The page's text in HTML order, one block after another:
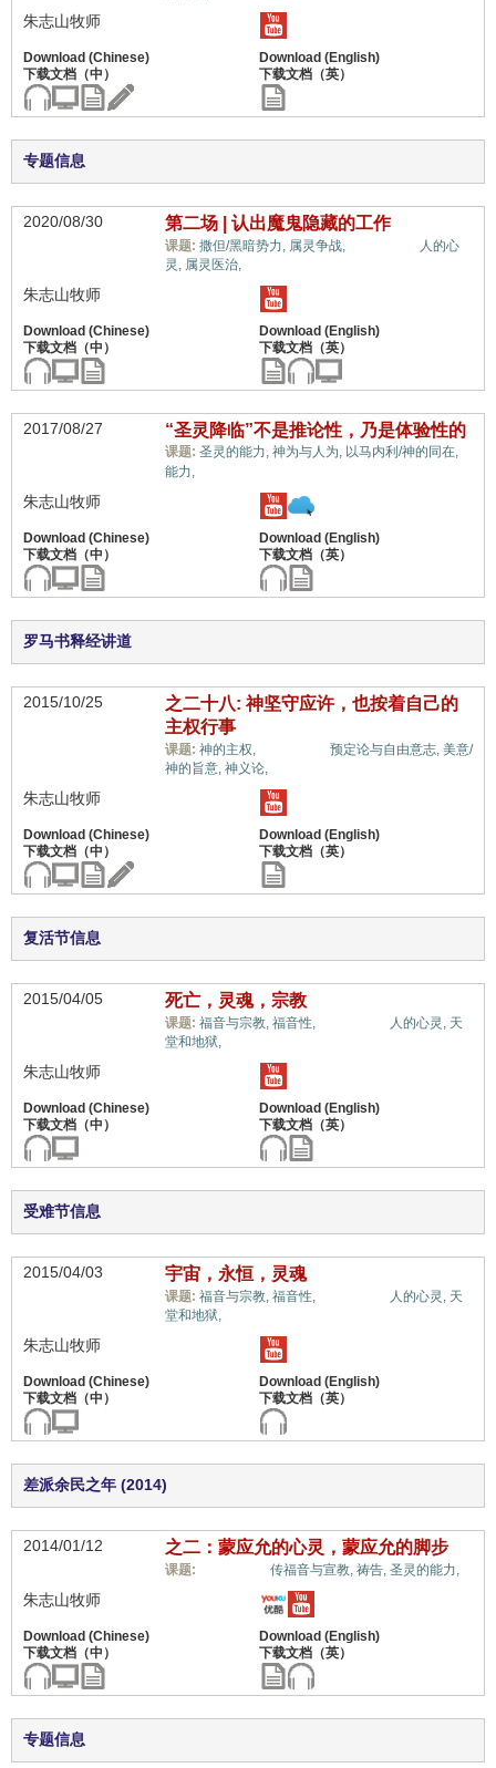
朱志山牧师
专题信息
2020/08/30 第二场 | 认出魔鬼隐藏的工作
课题: 撒但/黑暗势力, 属灵争战,
人的心
灵, 属灵医治,
朱志山牧师
2017/08/27 “圣灵降临”不是推论性，乃是体验性的
课题: 圣灵的能力, 神为与人为, 以马内利/神的同在,
能力,
朱志山牧师
罗马书释经讲道
2015/10/25
之二十八: 神坚守应许，也按着自己的
主权行事
课题: 神的主权, 预定论与自由意志, 美意/
神的旨意, 神义论,
朱志山牧师
复活节信息
2015/04/05 死亡，灵魂，宗教
课题: 福音与宗教, 福音性, 人的心灵, 天
堂和地狱,
朱志山牧师
受难节信息
2015/04/03 宇宙，永恒，灵魂
课题: 福音与宗教, 福音性, 人的心灵, 天
堂和地狱,
朱志山牧师
差派余民之年 (2014)
2014/01/12 之二：蒙应允的心灵，蒙应允的脚步
课题: 传福音与宣教, 祷告, 圣灵的能力,
朱志山牧师
专题信息